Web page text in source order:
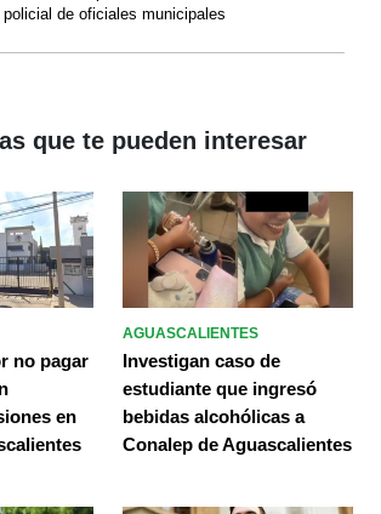
policial de oficiales municipales
que te pueden interesar
no pagar
en
AGUASCALIENTES
Investigan caso de
estudiante que ingresó
bebidas alcohólicas a
Conalep de Aguascalientes